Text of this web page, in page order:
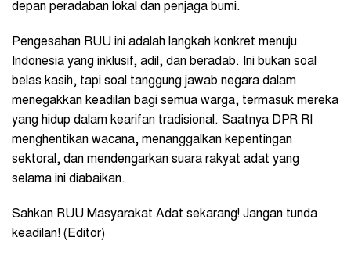
depan peradaban lokal dan penjaga bumi.
Pengesahan RUU ini adalah langkah konkret menuju
Indonesia yang inklusif, adil, dan beradab. Ini bukan soal
belas kasih, tapi soal tanggung jawab negara dalam
menegakkan keadilan bagi semua warga, termasuk mereka
yang hidup dalam kearifan tradisional. Saatnya DPR RI
menghentikan wacana, menanggalkan kepentingan
sektoral, dan mendengarkan suara rakyat adat yang
selama ini diabaikan.
Sahkan RUU Masyarakat Adat sekarang! Jangan tunda
keadilan! (Editor)